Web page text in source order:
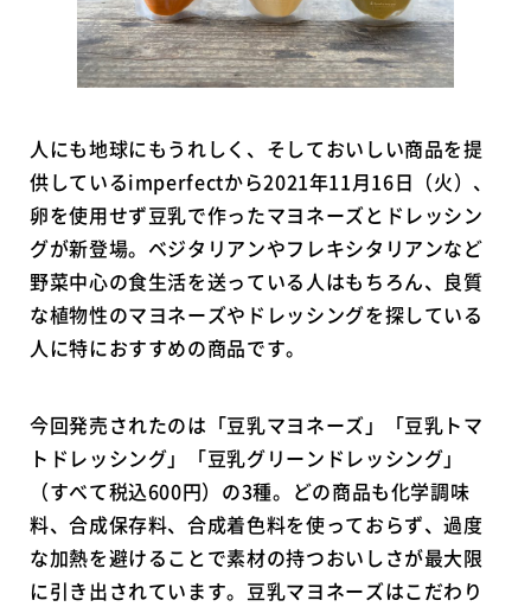
人にも地球にもうれしく、そしておいしい商品を提
供しているimperfectから2021年11月16日（火）、
卵を使用せず豆乳で作ったマヨネーズとドレッシン
グが新登場。ベジタリアンやフレキシタリアンなど
野菜中心の食生活を送っている人はもちろん、良質
な植物性のマヨネーズやドレッシングを探している
人に特におすすめの商品です。
今回発売されたのは「豆乳マヨネーズ」「豆乳トマ
トドレッシング」「豆乳グリーンドレッシング」
（すべて税込600円）の3種。どの商品も化学調味
料、合成保存料、合成着色料を使っておらず、過度
な加熱を避けることで素材の持つおいしさが最大限
に引き出されています。豆乳マヨネーズはこだわり